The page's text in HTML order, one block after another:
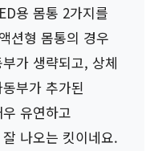
용 몸통 2가지를
션형 몸통의 경우
가 생략되고, 상체
부가 추가된
유연하고
나오는 킷이네요.